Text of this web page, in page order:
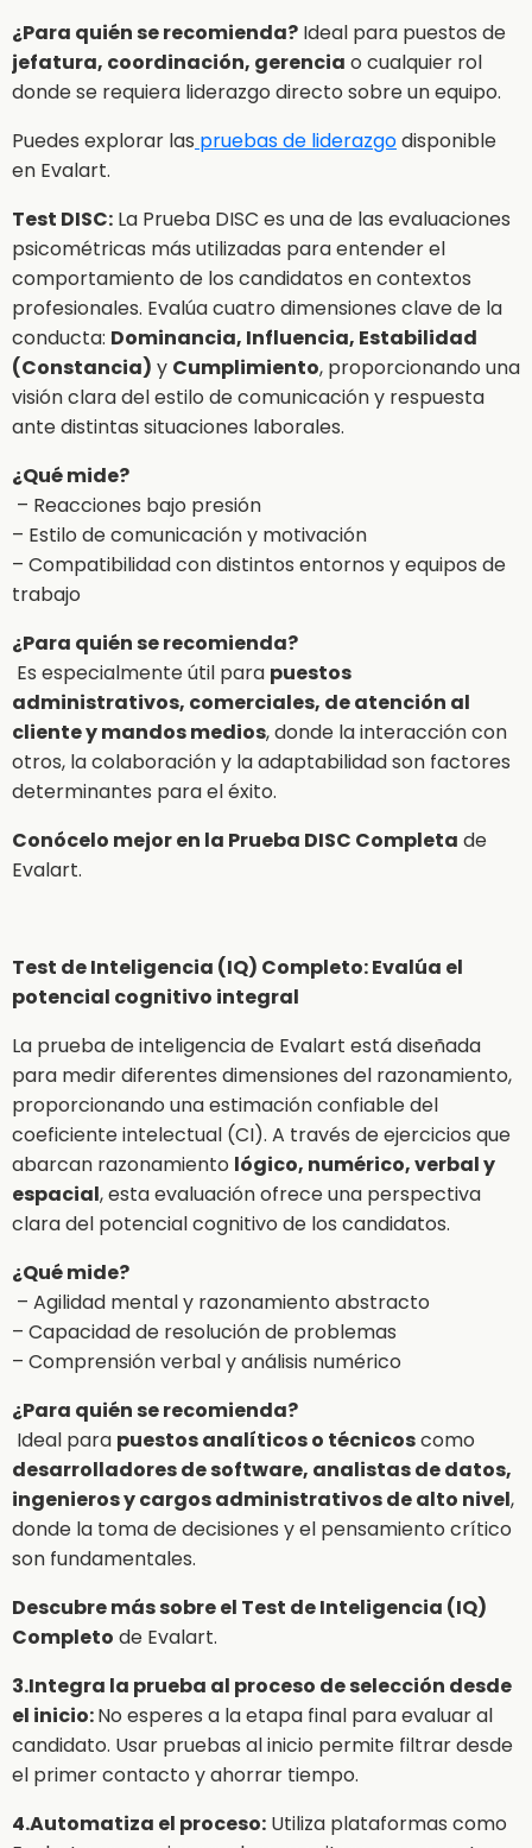
¿Para quién se recomienda? Ideal para puestos de
jefatura, coordinación, gerencia o cualquier rol
donde se requiera liderazgo directo sobre un equipo.
Puedes explorar las pruebas de liderazgodisponible
en Evalart.
Test DISC: La Prueba DISC es una de las evaluaciones
psicométricas más utilizadas para entender el
comportamiento de los candidatos en contextos
profesionales. Evalúa cuatro dimensiones clave de la
conducta: Dominancia, Influencia, Estabilidad
(Constancia) y Cumplimiento, proporcionando una
visión clara del estilo de comunicación y respuesta
ante distintas situaciones laborales.
¿Qué mide?
– Reacciones bajo presión
– Estilo de comunicación y motivación
– Compatibilidad con distintos entornos y equipos de
trabajo
¿Para quién se recomienda?
Es especialmente útil para puestos
administrativos, comerciales, de atención al
cliente y mandos medios, donde la interacción con
otros, la colaboración y la adaptabilidad son factores
determinantes para el éxito.
Conócelo mejor en la Prueba DISC Completa de
Evalart.
Test de Inteligencia (IQ) Completo: Evalúa el
potencial cognitivo integral
La prueba de inteligencia de Evalart está diseñada
para medir diferentes dimensiones del razonamiento,
proporcionando una estimación confiable del
coeficiente intelectual (CI). A través de ejercicios que
abarcan razonamiento lógico, numérico, verbal y
espacial, esta evaluación ofrece una perspectiva
clara del potencial cognitivo de los candidatos.
¿Qué mide?
– Agilidad mental y razonamiento abstracto
– Capacidad de resolución de problemas
– Comprensión verbal y análisis numérico
¿Para quién se recomienda?
Ideal para puestos analíticos o técnicoscomo
desarrolladores de software, analistas de datos,
ingenieros y cargos administrativos de alto nivel,
donde la toma de decisiones y el pensamiento crítico
son fundamentales.
Descubre más sobre el Test de Inteligencia (IQ)
Completo de Evalart.
3.Integra la prueba al proceso de selección desde
el inicio:No esperes a la etapa final para evaluar al
candidato. Usar pruebas al inicio permite filtrar desde
el primer contacto y ahorrar tiempo.
4.Automatiza el proceso: Utiliza plataformas como